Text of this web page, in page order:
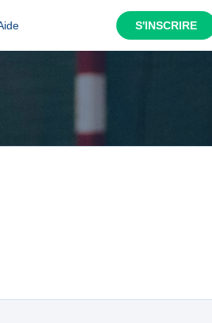
S'INSCRIRE